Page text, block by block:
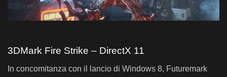
3DMark Fire Strike – DirectX 11
In concomitanza con il lancio di Windows 8, Futuremark